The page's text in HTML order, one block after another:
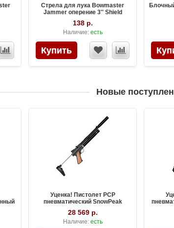
Стрела для лука Bowmaster
Jammer оперение 3'' Shield
138 р.
Наличие: есть
Новые
Уценка! Пистолет PCP
пневматический SnowPeak
28 569 р.
Наличие: есть